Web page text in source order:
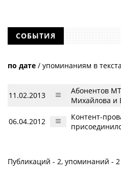
СОБЫТИЯ
по дате / упоминаниям в
11.02.2013
Абонентов
Михайлова и
06.04.2012
Контент-
Публикаций - 2, упоминаний - 2